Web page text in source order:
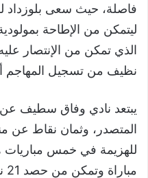
فاصلة، حيث سعى بلوزداد
ليتمكن من الإطاحة
الذي تمكن من الإنتصار
نظيف من تسجيل المهاجم
المتصدر، وثمان نقاط عن